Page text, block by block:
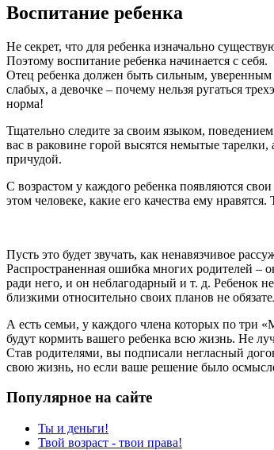
Воспитание ребенка
Не секрет, что для ребенка изначально
Поэтому воспитание ребенка начинается с себя.
Отец ребенка должен быть сильным,
слабых, а девочке – почему нельзя ругаться
норма!
Тщательно следите за своим языком,
вас в раковине горой высятся немытые
причудой.
С возрастом у каждого ребенка появляются
этом человеке, какие его качества ему
Пусть это будет звучать, как ненавязчивое
Распространенная ошибка многих родителей –
ради него, и он неблагодарный и т. д. Ребенок
близкими относительно своих планов не
А есть семьи, у каждого члена которых по три
будут кормить вашего ребенка всю жизнь. Не
Став родителями, вы подписали негласный
свою жизнь, но если ваше решение было
Популярное на сайте
Ты и деньги!
Твой возраст - твои права!